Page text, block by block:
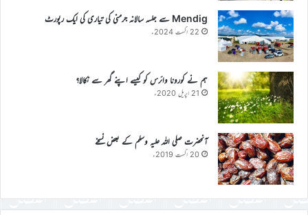
Mendig سے جلسہ سالانہ جرمنی کی تیاری کی ایک رپورٹ
22 اگست 2024ء
ہم نے کورونا وائرس کو کیسے اپنے گھر سے نکالا؟
21 اپریل 2020ء
آنحضرت صلی اللہ علیہ وسلم کے بعض نسخے
20 اگست 2019ء